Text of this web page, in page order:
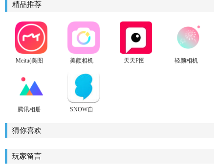
精品推荐
Meitu(美图
美颜相机
天天P图
轻颜相机
腾讯相册
版
SNOW自
猜你喜欢
玩家留言